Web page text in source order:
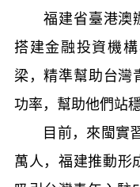
福建省臺港澳
搭建金融投資機
梁，精準幫助台灣
功率，幫助他們站
目前，來閩實習
萬人，福建推動形